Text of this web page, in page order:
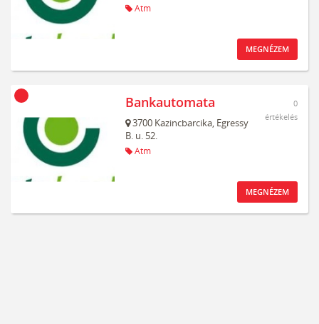
Atm
MEGNÉZEM
Bankautomata
3700 Kazincbarcika, Egressy
B. u. 52.
Atm
0
értékelés
MEGNÉZEM